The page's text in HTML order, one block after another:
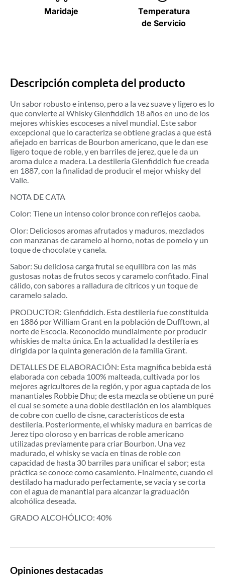
Maridaje
Temperatura
de Servicio
Descripción completa del producto
Un sabor robusto e intenso, pero a la vez suave y ligero es lo
que convierte al Whisky Glenfiddich 18 años en uno de los
mejores whiskies escoceses a nivel mundial. Este sabor
excepcional que lo caracteriza se obtiene gracias a que está
añejado en barricas de Bourbon americano, que le dan ese
ligero toque de roble, y en barriles de jerez, que le da un
aroma dulce a madera. La destilería Glenfiddich fue creada
en 1887, con la finalidad de producir el mejor whisky del
Valle.
NOTA DE CATA
Color: Tiene un intenso color bronce con reflejos caoba.
Olor: Deliciosos aromas afrutados y maduros, mezclados
con manzanas de caramelo al horno, notas de pomelo y un
toque de chocolate y canela.
Sabor: Su deliciosa carga frutal se equilibra con las más
gustosas notas de frutos secos y caramelo confitado. Final
cálido, con sabores a ralladura de cítricos y un toque de
caramelo salado.
PRODUCTOR: Glenfiddich. Esta destilería fue constituida
en 1886 por William Grant en la población de Dufftown, al
norte de Escocia. Reconocido mundialmente por producir
whiskies de malta única. En la actualidad la destilería es
dirigida por la quinta generación de la familia Grant.
DETALLES DE ELABORACIÓN: Esta magnífica bebida está
elaborada con cebada 100% malteada, cultivada por los
mejores agricultores de la región, y por agua captada de los
manantiales Robbie Dhu; de esta mezcla se obtiene un puré
el cual se somete a una doble destilación en los alambiques
de cobre con cuello de cisne, característicos de esta
destilería. Posteriormente, el whisky madura en barricas de
Jerez tipo oloroso y en barricas de roble americano
utilizadas previamente para criar Bourbon. Una vez
madurado, el whisky se vacía en tinas de roble con
capacidad de hasta 30 barriles para unificar el sabor; esta
práctica se conoce como casamiento. Finalmente, cuando el
destilado ha madurado perfectamente, se vacía y se corta
con el agua de manantial para alcanzar la graduación
alcohólica deseada.
GRADO ALCOHÓLICO: 40%
Opiniones destacadas